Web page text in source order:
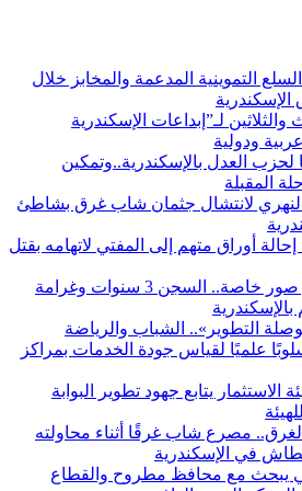
التموينية المدعمة والمخابز خلال
والثلاثين لـ”إبداعات الإسكندرية
ودولية
العدل بالإسكندرية..وتمكين
المقبلة
النهري لانتشال جثمان شاب غرق بشاطئ
أوراق متهم إلى المفتي لاتهامه بقتل
بسبب تهديدها بنشر صور خاصة.. السجن 3 سنوات وغرامة
التطوير».. الشباب والرياضة
علميًا لقياس جودة الخدمات بمراكز
الاستثمار يتابع جهود تطوير البوابة
الغرق.. مصرع شاب غرقًا أثناء محاولته
في الإسكندرية
يبحث مع محافظ مطروح والقطاع